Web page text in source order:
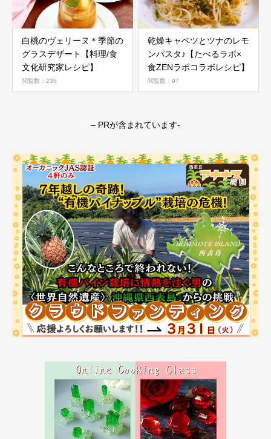
白桃のヴェリーヌ＊季節の
グラスデザート【料理/食
文化研究家レシピ】
閲覧数：236
乾燥キャベツとツナのレモ
ンパスタ♪【たべるラボ×
食ZENラボコラボレシピ】
閲覧数：97
– PRが含まれています-